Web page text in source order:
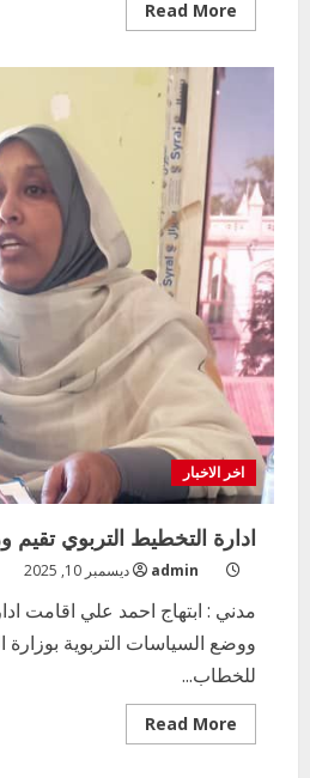
Read More
more
المسلحه
السودانية
اخر الاخبار
ادارة التخطيط التربوي
admin ديسمبر 10, 2025
مدني : ابتهاج احمد علي اقامت
ووضع السياسات التربوية بوزارة
للخطاب...
Read More
more